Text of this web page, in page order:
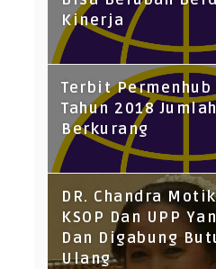
Kinerja
Terbit Permenhub
Tahun 2018 Jumlah
Berkurang
DR. Chandra
KSOP Dan UPP
Dan Digabung
Ulang